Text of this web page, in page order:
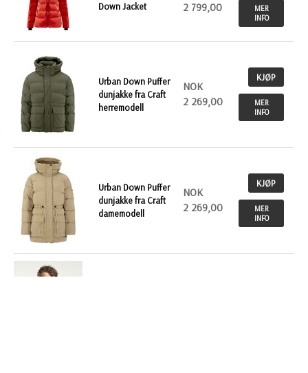
Down Jacket
2 799,00
MER
INFO
Urban Down Puffer
dunjakke fra Craft
herremodell
NOK
2 269,00
KJØP
MER
INFO
Urban Down Puffer
dunjakke fra Craft
damemodell
NOK
2 269,00
KJØP
MER
INFO